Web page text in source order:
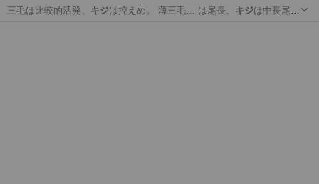
三毛は比較的活発、 キジは控えめ。 薄三毛… は尾長、 キジは中長尾で